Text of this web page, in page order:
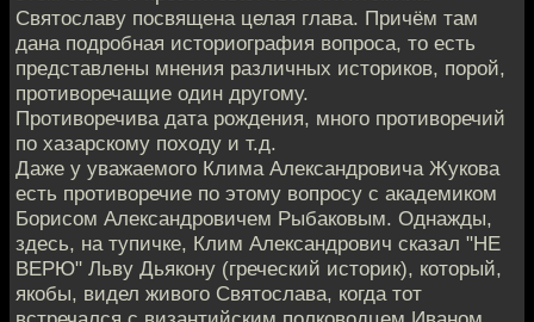
Святославу посвящена целая глава. Причём там
дана подробная историография вопроса, то есть
представлены мнения различных историков, порой,
противоречащие один другому.
Противоречива дата рождения, много противоречий
по хазарскому походу и т.д.
Даже у уважаемого Клима Александровича Жукова
есть противоречие по этому вопросу с академиком
Борисом Александровичем Рыбаковым. Однажды,
здесь, на тупичке, Клим Александрович сказал "НЕ
ВЕРЮ" Льву Дьякону (греческий историк), который,
якобы, видел живого Святослава, когда тот